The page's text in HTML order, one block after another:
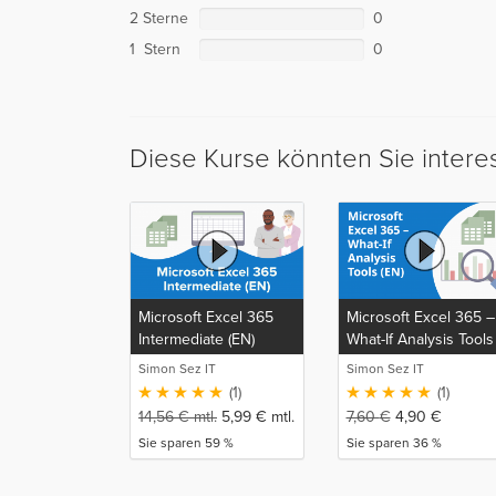
2 Sterne
0
1 Stern
0
Diese Kurse könnten Sie
Microsoft Excel 365
Intermediate (EN)
Simon Sez IT
(1)
14,56€mtl. 5,99 € mtl.
Sie sparen 59 %
Microsoft Excel 365 –
What-If Analysis Tools
(EN)
Simon Sez IT
(1)
7,60€ 4,90 €
Sie sparen 36 %